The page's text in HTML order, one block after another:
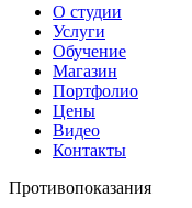
О студии
Услуги
Обучение
Магазин
Портфолио
Цены
Видео
Контакты
Противопоказания